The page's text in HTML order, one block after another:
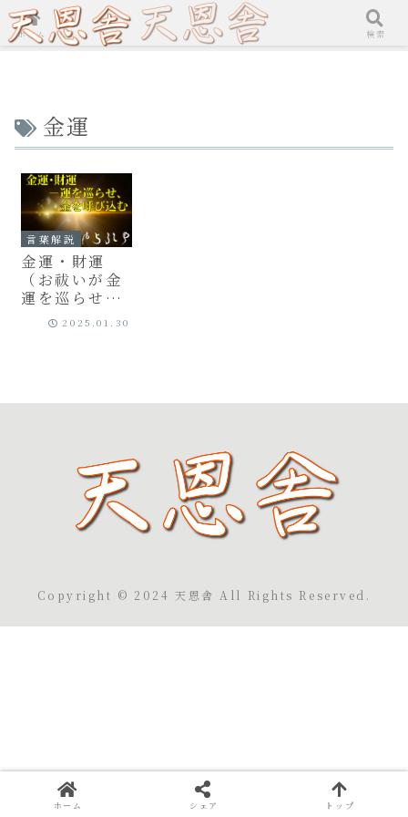
金運
言葉解説
金運・財運
（お祓いが金
運を巡らせ
る）
2025.01.30
Copyright © 2024 天恩舎 All Rights Reserved.
ホーム 検索
ホーム シェア トップ